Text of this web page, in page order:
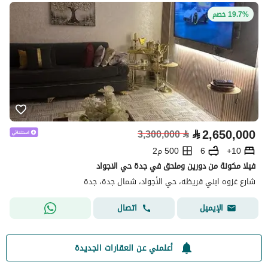
19.7% خصم
⃁2,650,000
⃁
3,300,000
10+
6
500 م2
فيلا مكونة من دورين وملحق في جدة حي الاجواد
شارع غزوه ابني قريظه، حي الأجواد، شمال جدة، جدة
الإيميل
اتصال
أعلمني عن العقارات الجديدة